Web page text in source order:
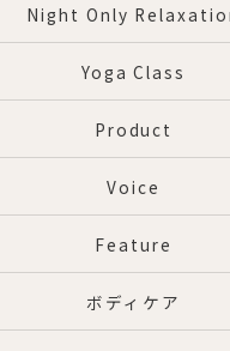
Night Only
Yoga Class
Product
Voice
Feature
ボディケア